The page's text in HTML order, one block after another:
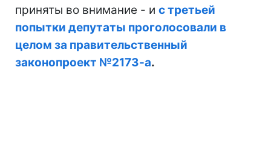
приняты во внимание - и с третьей
попытки депутаты проголосовали в
целом за правительственный
законопроект №2173-а.